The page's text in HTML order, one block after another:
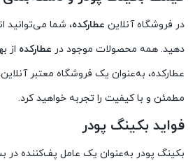
در فروشگاه آنلاین عطارکده، شما می‌توانید
دهید. همه محصولات موجود در عطارکده از
عطارکده، به‌عنوان یک فروشگاه معتبر
مطمئن و با کیفیت را تجربه خواهید کرد.
فواید بکینگ پودر
بکینگ پودر به‌عنوان یک عامل پف‌کننده در